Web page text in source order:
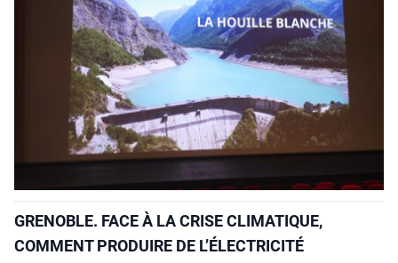
GRENOBLE. FACE À LA CRISE CLIMATIQUE,
COMMENT PRODUIRE DE L’ÉLECTRICITÉ